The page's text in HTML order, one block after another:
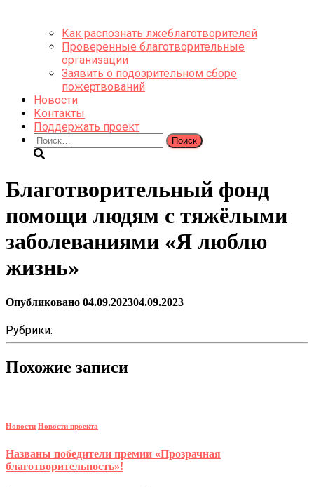
Как распознать лжеблаготворителей
Проверенные благотворительные
организации
Заявить о подозрительном сборе
пожертвований
Новости
Контакты
Поддержать проект
Найти:
Благотворительный фонд
помощи людям с тяжёлыми
заболеваниями «Я люблю
жизнь»
Опубликовано 04.09.202304.09.2023
Рубрики:
Похожие записи
Новости Новости проекта
Названы победители премии «Прозрачная
благотворительность»!